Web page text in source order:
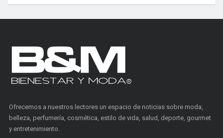
Ofrecemos a nuestros lectores un espacio de noticias sobre moda,
belleza, perfumería, cosmética, estilo de vida, salud, deporte, gourmet
y entretenimiento.